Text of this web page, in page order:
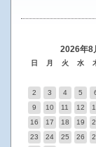
2026年8
日 月 火 水
2
3 4 5
9
10 11 12
16
17 18 19
23
24 25 26